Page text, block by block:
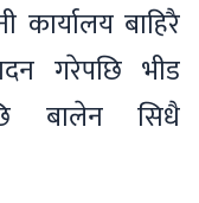
कार्यालय बाहिरै
गरेपछि भीड
बालेन सिधै